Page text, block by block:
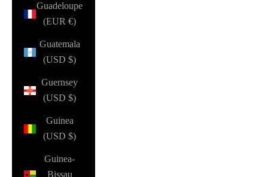
Guadeloupe
(EUR €)
Guatemala
(USD $)
Guernsey
(USD $)
Guinea
(USD $)
Guinea-
Bissau